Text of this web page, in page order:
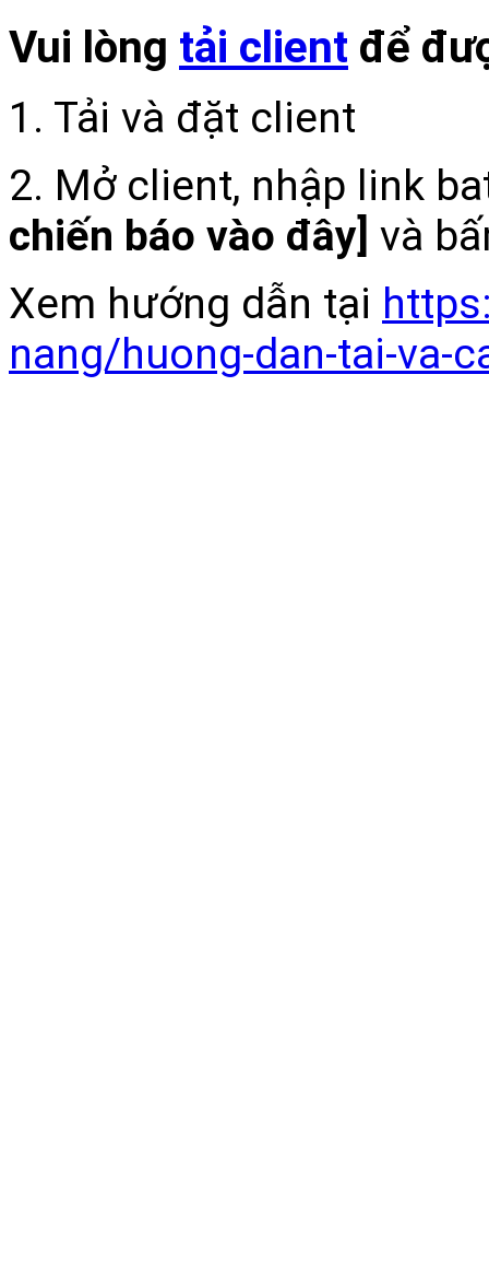
Vui lòng tải client để
1. Tải và đặt client
2. Mở client, nhập link
chiến báo vào đây] và
Xem hướng dẫn tại
nang/huong-dan-tai-va-